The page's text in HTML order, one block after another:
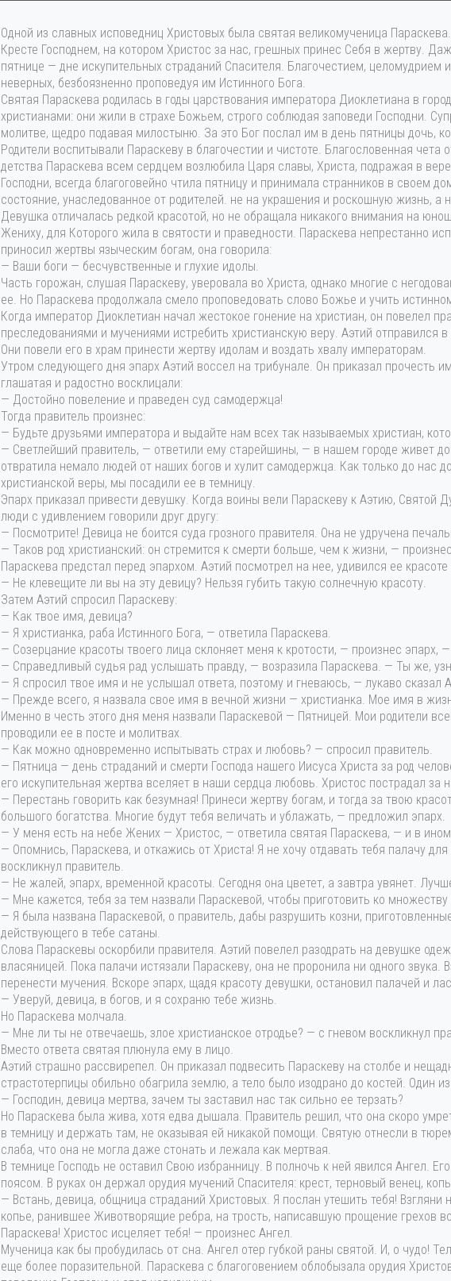
Одной из славных исповедниц Христовых была святая великомученица
Кресте Господнем, на котором Христос за нас, грешных принес Себя в жертву.
пятнице — дне искупительных страданий Спасителя. Благочестием,
неверных, безбоязненно проповедуя им Истинного Бога.
Святая Параскева родилась в годы царствования императора Диоклетиана в
христианами: они жили в страхе Божьем, строго соблюдая заповеди Господни.
молитве, щедро подавая милостыню. За это Бог послал им в день пятницы дочь,
Родители воспитывали Параскеву в благочестии и чистоте. Благословенная
детства Параскева всем сердцем возлюбила Царя славы, Христа, подражая в
Господни, всегда благоговейно чтила пятницу и принимала странников в своем
состояние, унаследованное от родителей. не на украшения и роскошную жизнь, а
Девушка отличалась редкой красотой, но не обращала никакого внимания на
Жениху, для Которого жила в святости и праведности. Параскева непрестанно
приносил жертвы языческим богам, она говорила:
— Ваши боги — бесчувственные и глухие идолы.
Часть горожан, слушая Параскеву, уверовала во Христа, однако многие с
ее. Но Параскева продолжала смело проповедовать слово Божье и учить
Когда император Диоклетиан начал жестокое гонение на христиан, он повелел
преследованиями и мучениями истребить христианскую веру. Аэтий отправился
Они повели его в храм принести жертву идолам и воздать хвалу императорам.
Утром следующего дня эпарх Аэтий воссел на трибунале. Он приказал прочесть
глашатая и радостно восклицали:
— Достойно повеление и праведен суд самодержца!
Тогда правитель произнес:
— Будьте друзьями императора и выдайте нам всех так называемых христиан,
— Светлейший правитель, — ответили ему старейшины, — в нашем городе живет
отвратила немало людей от наших богов и хулит самодержца. Как только до нас
христианской веры, мы посадили ее в темницу.
Эпарх приказал привести девушку. Когда воины вели Параскеву к Аэтию, Святой
люди с удивлением говорили друг другу:
— Посмотрите! Девица не боится суда грозного правителя. Она не удручена
— Таков род христианский: он стремится к смерти больше, чем к жизни, —
Параскева предстал перед эпархом. Аэтий посмотрел на нее, удивился ее
— Не клевещите ли вы на эту девицу? Нельзя губить такую солнечную красоту.
Затем Аэтий спросил Параскеву:
— Как твое имя, девица?
— Я христианка, раба Истинного Бога, — ответила Параскева.
— Созерцание красоты твоего лица склоняет меня к кротости, — произнес
— Справедливый судья рад услышать правду, — возразила Параскева. — Ты же,
— Я спросил твое имя и не услышал ответа, поэтому и гневаюсь, — лукаво сказал
— Прежде всего, я назвала свое имя в вечной жизни — христианка. Мое имя в
Именно в честь этого дня меня назвали Параскевой — Пятницей. Мои родители
проводили ее в посте и молитвах.
— Как можно одновременно испытывать страх и любовь? — спросил правитель.
— Пятница — день страданий и смерти Господа нашего Иисуса Христа за род
его искупительная жертва вселяет в наши сердца любовь. Христос пострадал за
— Перестань говорить как безумная! Принеси жертву богам, и тогда за твою
большого богатства. Многие будут тебя величать и ублажать, — предложил эпарх.
— У меня есть на небе Жених — Христос, — ответила святая Параскева, — и в
— Опомнись, Параскева, и откажись от Христа! Я не хочу отдавать тебя палачу
воскликнул правитель.
— Не жалей, эпарх, временной красоты. Сегодня она цветет, а завтра увянет.
— Мне кажется, тебя за тем назвали Параскевой, чтобы приготовить ко множеству
— Я была названа Параскевой, о правитель, дабы разрушить козни,
действующего в тебе сатаны.
Слова Параскевы оскорбили правителя. Аэтий повелел разодрать на девушке
власяницей. Пока палачи истязали Параскеву, она не проронила ни одного
перенести мучения. Вскоре эпарх, щадя красоту девушки, остановил палачей и
— Уверуй, девица, в богов, и я сохраню тебе жизнь.
Но Параскева молчала.
— Мне ли ты не отвечаешь, злое христианское отродье? — с гневом воскликнул
Вместо ответа святая плюнула ему в лицо.
Аэтий страшно рассвирепел. Он приказал подвесить Параскеву на столбе и
страстотерпицы обильно обагрила землю, а тело было изодрано до костей. Один
— Господин, девица мертва, зачем ты заставил нас так сильно ее терзать?
Но Параскева была жива, хотя едва дышала. Правитель решил, что она скоро
в темницу и держать там, не оказывая ей никакой помощи. Святую отнесли в
слаба, что она не могла даже стонать и лежала как мертвая.
В темнице Господь не оставил Свою избранницу. В полночь к ней явился Ангел.
поясом. В руках он держал орудия мучений Спасителя: крест, терновый венец,
— Встань, девица, общница страданий Христовых. Я послан утешить тебя!
копье, ранившее Животворящие ребра, на трость, написавшую прощение грехов
Параскева! Христос исцеляет тебя! — произнес Ангел.
Мученица как бы пробудилась от сна. Ангел отер губкой раны святой. И, о чудо!
еще более поразительной. Параскева с благоговением облобызала орудия